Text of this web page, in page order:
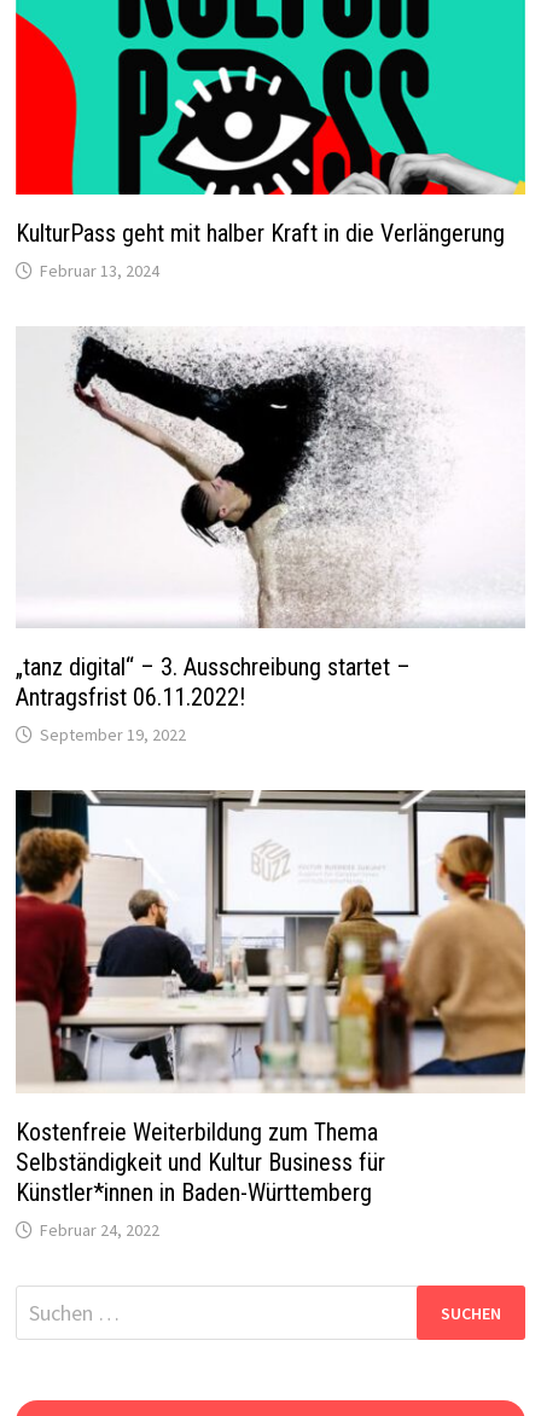
KulturPass geht mit halber Kraft in die Verlängerung
Februar 13, 2024
„tanz digital“ – 3. Ausschreibung startet –
Antragsfrist 06.11.2022!
September 19, 2022
Kostenfreie Weiterbildung zum Thema
Selbständigkeit und Kultur Business für
Künstler*innen in Baden-Württemberg
Februar 24, 2022
Suchen
nach: